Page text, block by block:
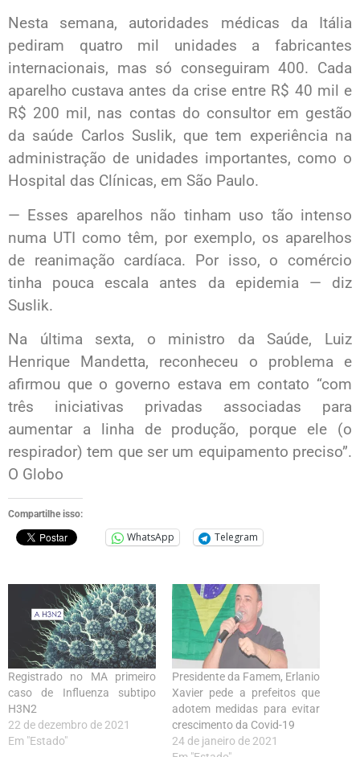
Nesta semana, autoridades médicas da Itália
pediram quatro mil unidades a fabricantes
internacionais, mas só conseguiram 400. Cada
aparelho custava antes da crise entre R$ 40 mil e
R$ 200 mil, nas contas do consultor em gestão
da saúde Carlos Suslik, que tem experiência na
administração de unidades importantes, como o
Hospital das Clínicas, em São Paulo.
— Esses aparelhos não tinham uso tão intenso
numa UTI como têm, por exemplo, os aparelhos
de reanimação cardíaca. Por isso, o comércio
tinha pouca escala antes da epidemia — diz
Suslik.
Na última sexta, o ministro da Saúde, Luiz
Henrique Mandetta, reconheceu o problema e
afirmou que o governo estava em contato “com
três iniciativas privadas associadas para
aumentar a linha de produção, porque ele (o
respirador) tem que ser um equipamento preciso”.
O Globo
Compartilhe isso:
WhatsApp Telegram
Registrado no MA primeiro
caso de Influenza subtipo
H3N2
22 de dezembro de 2021
Em "Estado"
Presidente da Famem, Erlanio
Xavier pede a prefeitos que
adotem medidas para evitar
crescimento da Covid-19
24 de janeiro de 2021